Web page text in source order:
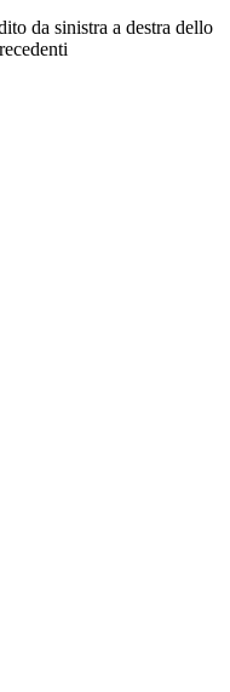
da sinistra a destra dello